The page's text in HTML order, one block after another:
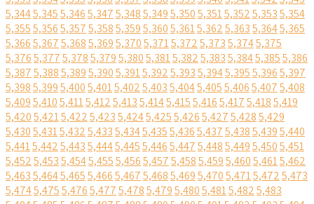
5,3445,3455,3465,3475,3485,3495,3505,3515,3525,3535,354
5,3555,3565,3575,3585,3595,3605,3615,3625,3635,3645,365
5,3665,3675,3685,3695,3705,3715,3725,3735,3745,375
5,3765,3775,3785,3795,3805,3815,3825,3835,3845,3855,386
5,3875,3885,3895,3905,3915,3925,3935,3945,3955,3965,397
5,3985,3995,4005,4015,4025,4035,4045,4055,4065,4075,408
5,4095,4105,4115,4125,4135,4145,4155,4165,4175,4185,419
5,4205,4215,4225,4235,4245,4255,4265,4275,4285,429
5,4305,4315,4325,4335,4345,4355,4365,4375,4385,4395,440
5,4415,4425,4435,4445,4455,4465,4475,4485,4495,4505,451
5,4525,4535,4545,4555,4565,4575,4585,4595,4605,4615,462
5,4635,4645,4655,4665,4675,4685,4695,4705,4715,4725,473
5,4745,4755,4765,4775,4785,4795,4805,4815,4825,483